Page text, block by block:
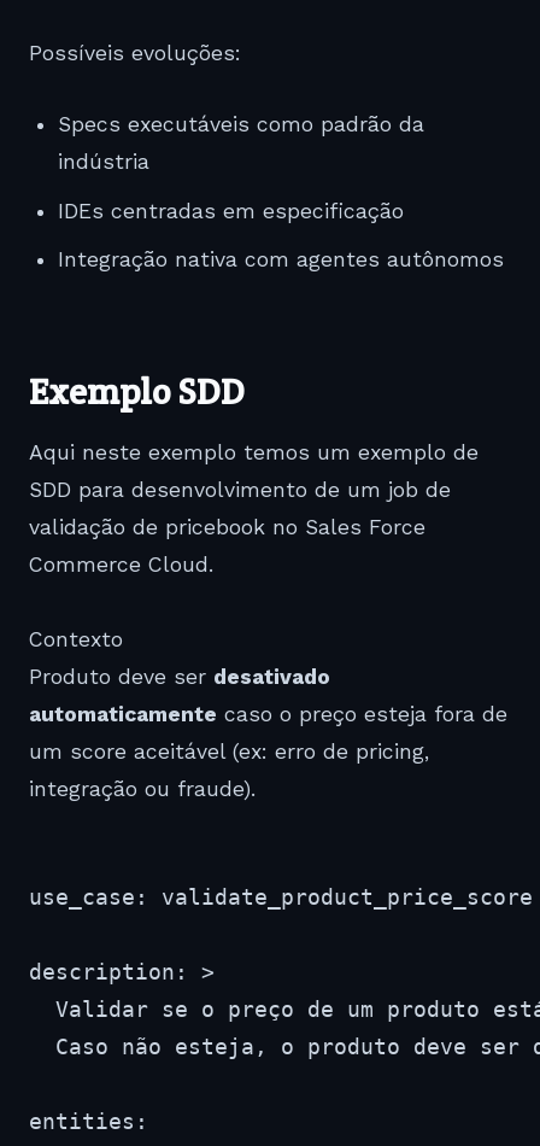
Possíveis evoluções:
Specs executáveis como padrão da
indústria
IDEs centradas em especificação
Integração nativa com agentes autônomos
Exemplo SDD
Aqui neste exemplo temos um exemplo de
SDD para desenvolvimento de um job de
validação de pricebook no Sales Force
Commerce Cloud.
Contexto
Produto deve ser desativado
automaticamente caso o preço esteja fora de
um score aceitável (ex: erro de pricing,
integração ou fraude).
use_case: validate_product_price_score
description: >
Validar se o preço de um produto
Caso não esteja, o produto deve ser
entities: